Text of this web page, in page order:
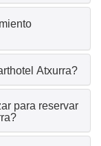
Atxurra?
para reservar